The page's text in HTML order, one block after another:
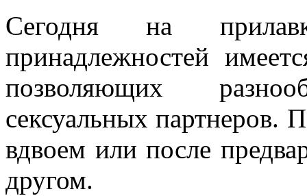
Сегодня на
принадлежностей
позволяющих
сексуальных партнеров.
вдвоем или после
другом.